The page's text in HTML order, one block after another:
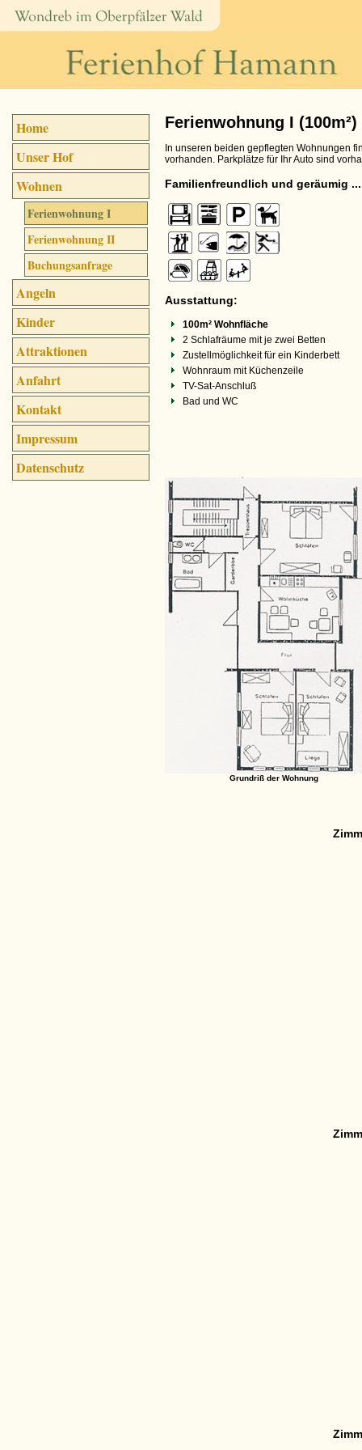
Home
Unser Hof
Wohnen
Ferienwohnung I
Ferienwohnung II
Buchungsanfrage
Angeln
Kinder
Attraktionen
Anfahrt
Kontakt
Impressum
Datenschutz
Ferienwohnung I (100m²)
In unseren beiden gepflegten Wohnungen
vorhanden. Parkplätze für Ihr Auto sind
Familienfreundlich und geräumig ...
Ausstattung:
100m² Wohnfläche
2 Schlafräume mit je zwei Betten
Zustellmöglichkeit für ein Kinderbett
Wohnraum mit Küchenzeile
TV-Sat-Anschluß
Bad und WC
Grundriß der Wohnung